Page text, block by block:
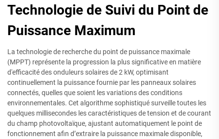
Technologie de Suivi du Point de
Puissance Maximum
La technologie de recherche du point de puissance maximale
(MPPT) représente la progression la plus significative en matière
d'efficacité des onduleurs solaires de 2 kW, optimisant
continuellement la puissance fournie par les panneaux solaires
connectés, quelles que soient les variations des conditions
environnementales. Cet algorithme sophistiqué surveille toutes les
quelques millisecondes les caractéristiques de tension et de courant
du champ photovoltaïque, ajustant automatiquement le point de
fonctionnement afin d’extraire la puissance maximale disponible,